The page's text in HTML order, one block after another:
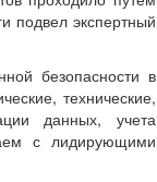
подвел экспертный
безопасности в
технические,
данных, учета
с лидирующими